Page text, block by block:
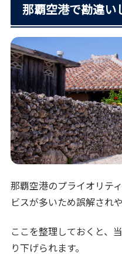
那覇空港で勘違い
那覇空港のプライオリテ
ビスが多いため誤解され
ここを整理しておくと、
り下げられます。